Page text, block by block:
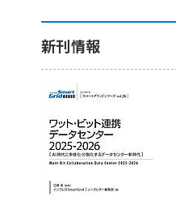
新刊情報
ワット・ビッ
2025-
分散化する
2025年11月28